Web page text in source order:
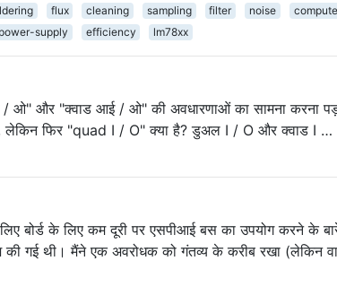
flux cleaning sampling filter noise
supply efficiency lm78xx
और "क्वाड आई / ओ" की अवधारणाओं का सामना करना
लेकिन फिर "quad I / O" क्या है? डुअल I / O और क्वाड I …
बोर्ड के लिए कम दूरी पर एसपीआई बस का उपयोग करने के
की गई थी। मैंने एक अवरोधक को गंतव्य के करीब रखा (लेकिन